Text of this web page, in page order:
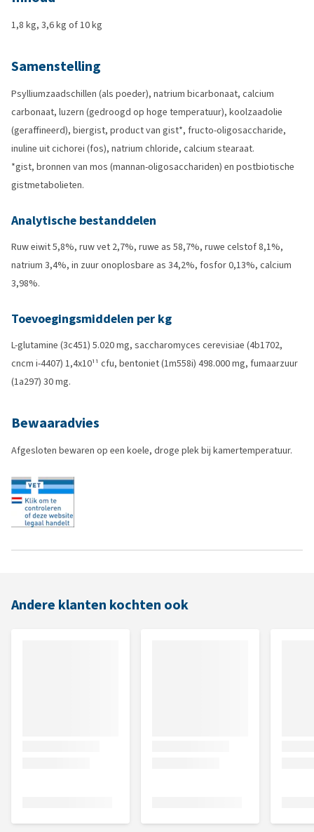
1,8 kg, 3,6 kg of 10 kg
Samenstelling
Psylliumzaadschillen (als poeder), natrium bicarbonaat, calcium
carbonaat, luzern (gedroogd op hoge temperatuur), koolzaadolie
(geraffineerd), biergist, product van gist*, fructo-oligosaccharide,
inuline uit cichorei (fos), natrium chloride, calcium stearaat.
*gist, bronnen van mos (mannan-oligosacchariden) en postbiotische
gistmetabolieten.
Analytische bestanddelen
Ruw eiwit 5,8%, ruw vet 2,7%, ruwe as 58,7%, ruwe celstof 8,1%,
natrium 3,4%, in zuur onoplosbare as 34,2%, fosfor 0,13%, calcium
3,98%.
Toevoegingsmiddelen per kg
L-glutamine (3c451) 5.020 mg, saccharomyces cerevisiae (4b1702,
cncm i-4407) 1,4x10¹¹ cfu, bentoniet (1m558i) 498.000 mg, fumaarzuur
(1a297) 30 mg.
Bewaaradvies
Afgesloten bewaren op een koele, droge plek bij kamertemperatuur.
Andere klanten kochten ook